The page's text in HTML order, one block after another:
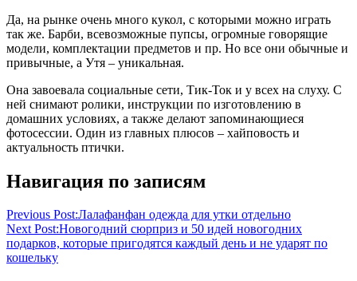
Да, на рынке очень много кукол, с которыми можно играть
так же. Барби, всевозможные пупсы, огромные говорящие
модели, комплектации предметов и пр. Но все они обычные и
привычные, а Утя – уникальная.
Она завоевала социальные сети, Тик-Ток и у всех на слуху. С
ней снимают ролики, инструкции по изготовлению в
домашних условиях, а также делают запоминающиеся
фотосессии. Один из главных плюсов – хайповость и
актуальность птички.
Навигация по записям
Previous Post:Лалафанфан одежда для утки отдельно
Next Post:Новогодний сюрприз и 50 идей новогодних
подарков, которые пригодятся каждый день и не ударят по
кошельку